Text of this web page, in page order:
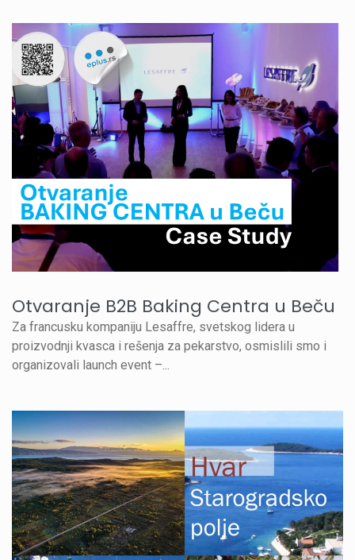
Otvaranje B2B Baking Centra u Beču
Za francusku kompaniju Lesaffre, svetskog lidera u
proizvodnji kvasca i rešenja za pekarstvo, osmislili smo i
organizovali launch event –...